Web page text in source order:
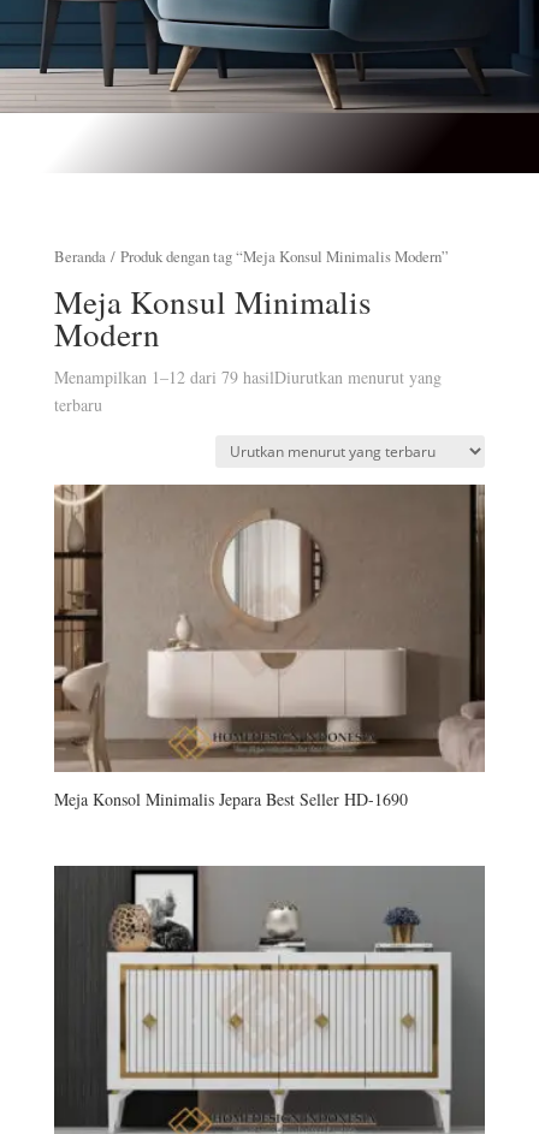
Beranda/ Produk dengan tag “Meja Konsul Minimalis Modern”
Meja Konsul Minimalis
Modern
Menampilkan 1–12 dari 79 hasilDiurutkan menurut yang
terbaru
Meja Konsol Minimalis Jepara Best Seller HD-1690